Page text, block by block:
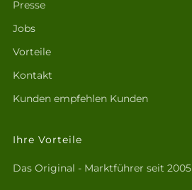
Presse
Jobs
Vorteile
Kontakt
Kunden empfehlen Kunden
Ihre Vorteile
Das Original - Marktführer seit 2005